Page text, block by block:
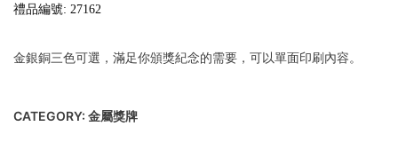
禮品編號: 27162
金銀銅三色可選，滿足你頒獎紀念的需要，可以單面印刷內容。
CATEGORY: 金屬獎牌